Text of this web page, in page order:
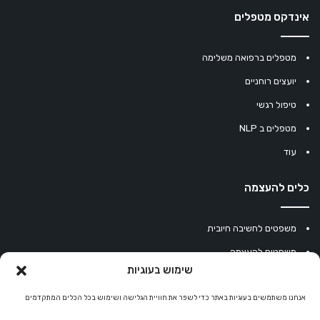
שימוש בעוגיות
אנחנו משתמשים בעוגיות באתר כדי לשפר את חוויית הגלישה ושימוש בכל הכלים המתקדמים
אינדקס מטפלים
מטפלים ברפואה משלימה
יועצים רוחניים
טיפול רגשי
מטפלים ב NLP
עוד
כלים להעצמה
משפטים לחשיבה חיובית
משפטים להעצמה
מחשבון נומרולוגיה